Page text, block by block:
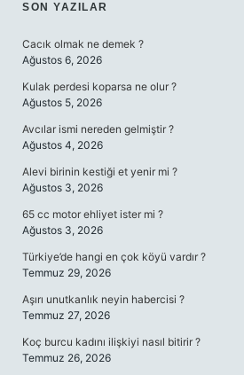
SIDEBAR
SON YAZILAR
Cacık olmak ne demek ?
Ağustos 6, 2026
Kulak perdesi koparsa ne olur ?
Ağustos 5, 2026
Avcılar ismi nereden gelmiştir ?
Ağustos 4, 2026
Alevi birinin kestiği et yenir mi ?
Ağustos 3, 2026
65 cc motor ehliyet ister mi ?
Ağustos 3, 2026
Türkiye’de hangi en çok köyü vardır ?
Temmuz 29, 2026
Aşırı unutkanlık neyin habercisi ?
Temmuz 27, 2026
Koç burcu kadını ilişkiyi nasıl bitirir ?
Temmuz 26, 2026